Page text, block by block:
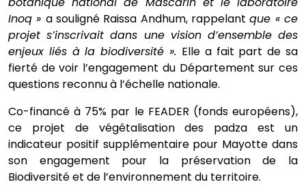
Inoq » a souligné Raissa Andhum, rappelantque « ce
projet s’inscrivait dans une vision d’ensemble des
enjeux liés à la biodiversité ». Elle a fait part de sa
fierté de voir l’engagement du Département sur ces
questions reconnu à l’échelle nationale.
Co-financé à 75% par le FEADER (fonds européens),
ce projet de végétalisation des padza est un
indicateur positif supplémentaire pour Mayotte dans
son engagement pour la préservation de la
Biodiversité et de l’environnement du territoire.